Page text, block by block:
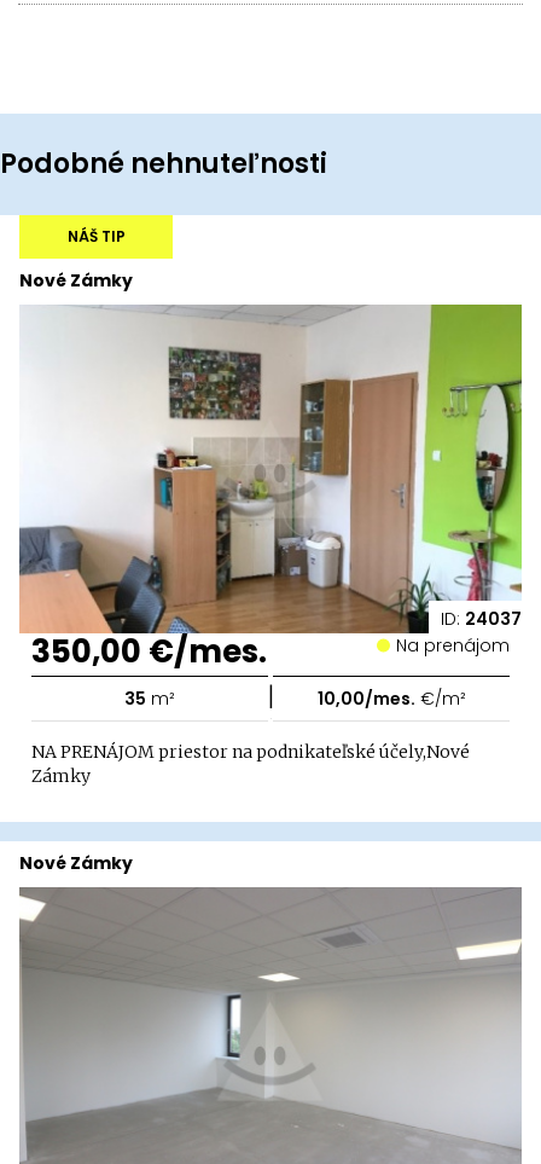
Podobné nehnuteľnosti
ID: 24037
Nové Zámky
NÁŠ TIP
350,00 €/mes. Na prenájom
35 m² | 10,00/mes. €/m²
NA PRENÁJOM priestor na podnikateľské účely,Nové
Zámky
Nové Zámky